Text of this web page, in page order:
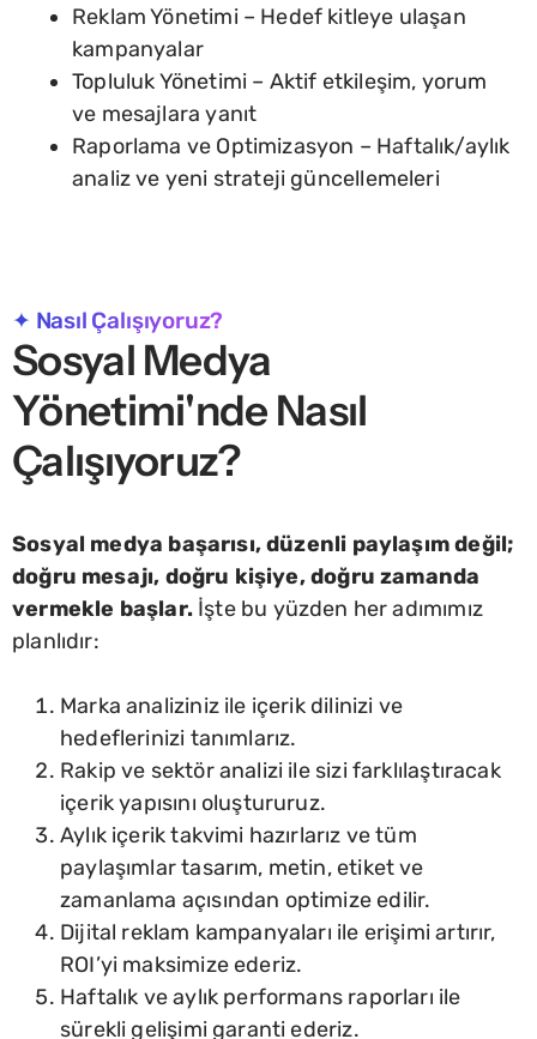
Reklam Yönetimi – Hedef kitleye ulaşan
kampanyalar
Topluluk Yönetimi – Aktif etkileşim, yorum
ve mesajlara yanıt
Raporlama ve Optimizasyon – Haftalık/aylık
analiz ve yeni strateji güncellemeleri
✦ Nasıl Çalışıyoruz?
Sosyal Medya
Yönetimi'nde Nasıl
Çalışıyoruz?
Sosyal medya başarısı, düzenli paylaşım değil;
doğru mesajı, doğru kişiye, doğru zamanda
vermekle başlar.İşte bu yüzden her adımımız
planlıdır:
Marka analiziniz ile içerik dilinizi ve
hedeflerinizi tanımlarız.
Rakip ve sektör analizi ile sizi farklılaştıracak
içerik yapısını oluştururuz.
Aylık içerik takvimi hazırlarız ve tüm
paylaşımlar tasarım, metin, etiket ve
zamanlama açısından optimize edilir.
Dijital reklam kampanyaları ile erişimi artırır,
ROI’yi maksimize ederiz.
Haftalık ve aylık performans raporları ile
sürekli gelişimi garanti ederiz.